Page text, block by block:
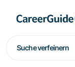
Suche verfeinern